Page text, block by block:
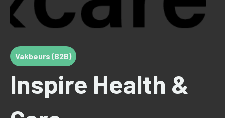
Vakbeurs (B2B)
Inspire Health &